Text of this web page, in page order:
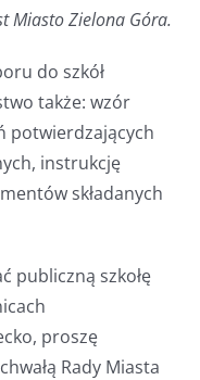
Miasto Zielona Góra.
do szkół
także: wzór
potwierdzających
instrukcję
składanych
publiczną szkołę
proszę
Rady Miasta